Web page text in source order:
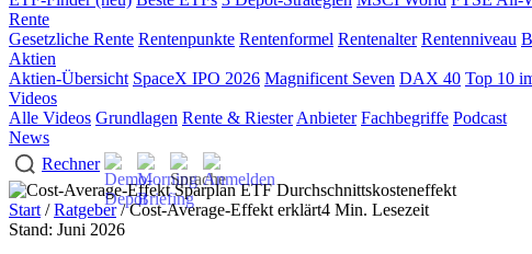
Rente
Gesetzliche Rente Rentenpunkte Rentenformel Rentenalter Rentenniveau
Aktien
Aktien-Übersicht SpaceX IPO 2026 Magnificent Seven DAX 40 Top 10
Videos
Alle Videos Grundlagen Rente & Riester Anbieter Fachbegriffe Podcast
News
Rechner
Start /Ratgeber/ Cost-Average-Effekt erklärt4 Min. Lesezeit
Stand: Juni 2026